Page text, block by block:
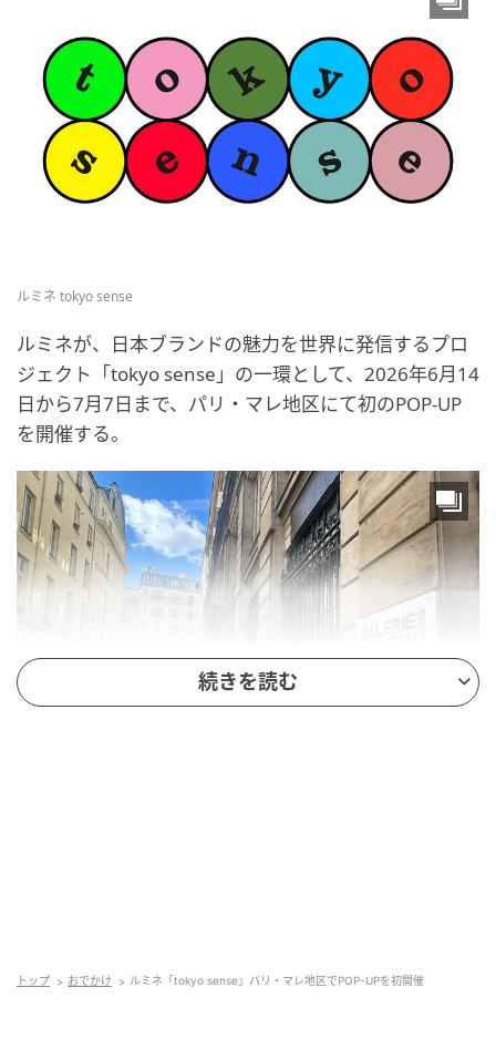
ルミネ tokyo sense
ルミネが、日本ブランドの魅力を世界に発信するプロ
ジェクト「tokyo sense」の一環として、2026年6月14
日から7月7日まで、パリ・マレ地区にて初のPOP-UP
を開催する。
スな価値と、時代に合わせて進化し続ける柔軟性を併
続きを読む
トップ おでかけ ルミネ「tokyo sense」パリ・マレ地区でPOP-UPを初開催